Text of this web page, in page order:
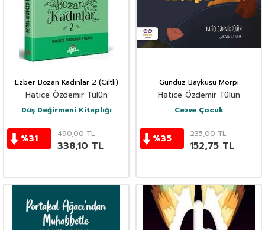
Ezber Bozan Kadınlar 2 (Ciltli)
Hatice Özdemir Tülün
Düş Değirmeni Kitaplığı
%31 490,00TL
338,10 TL
Gündüz Baykuşu Morpi
Hatice Özdemir Tülün
Cezve Çocuk
%35 235,00TL
152,75 TL